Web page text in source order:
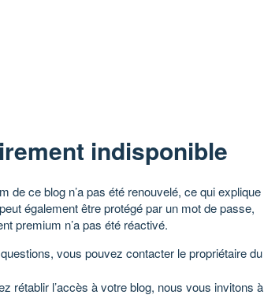
indisponible
de ce blog n’a pas été renouvelé, ce qui explique
également être protégé par un mot de passe,
premium n’a pas été réactivé.
vous pouvez contacter le propriétaire du
rétablir l’accès à votre blog, nous vous invitons à